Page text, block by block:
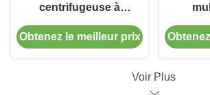
centrifugeuse à
plusieurs étages
verticale IP55 1450-
Obtenez le meilleur prix
Voir Plus